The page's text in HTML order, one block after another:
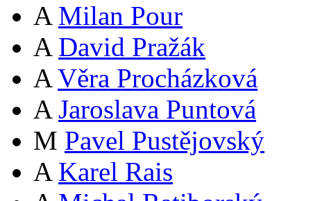
A Milan Pour
A David Pražák
A Věra Procházková
A Jaroslava Puntová
M Pavel Pustějovský
A Karel Rais